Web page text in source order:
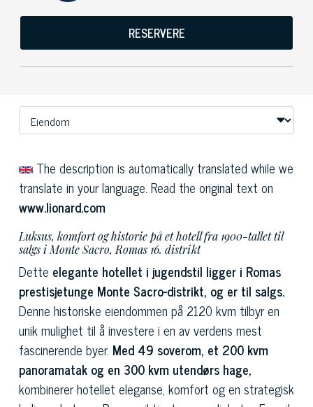
RESERVERE
The description is automatically translated while we
translate in your language. Read the original text on
www.lionard.com
Luksus, komfort og historie på et hotell fra 1900-tallet til
salgs i Monte Sacro, Romas 16. distrikt
Dette elegante hotellet i jugendstil ligger i Romas
prestisjetunge Monte Sacro-distrikt, og er til salgs.
Denne historiske eiendommen på 2120 kvm tilbyr en
unik mulighet til å investere i en av verdens mest
fascinerende byer. Med 49 soverom, et 200 kvm
panoramatak og en 300 kvm utendørs hage,
kombinerer hotellet eleganse, komfort og en strategisk